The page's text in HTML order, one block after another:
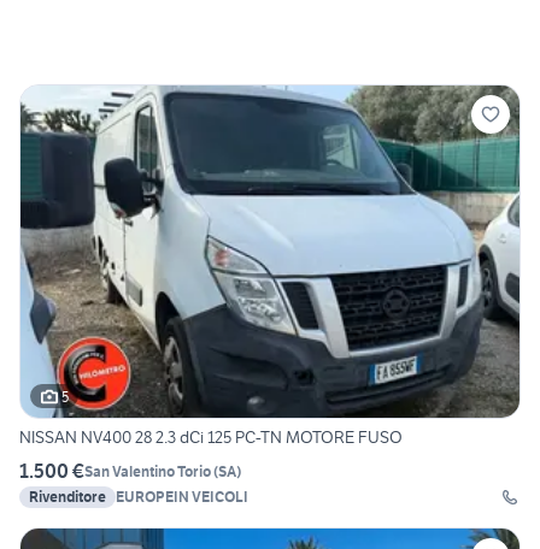
5
NISSAN NV400 28 2.3 dCi 125 PC-TN MOTORE FUSO
1.500 €San Valentino Torio(SA)
Rivenditore EUROPEIN VEICOLI